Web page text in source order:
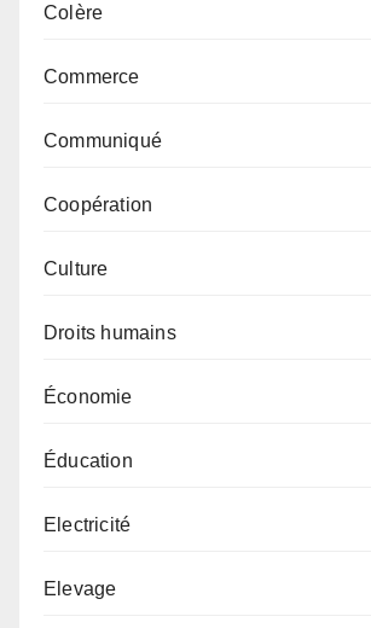
Colère
Commerce
Communiqué
Coopération
Culture
Droits humains
Économie
Éducation
Electricité
Elevage